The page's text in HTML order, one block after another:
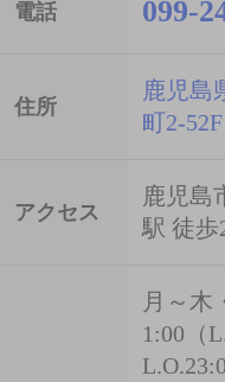
電話 099-
住所
鹿児島
町2-52F
アクセス
鹿児島
駅 徒歩
月～木
1:00（